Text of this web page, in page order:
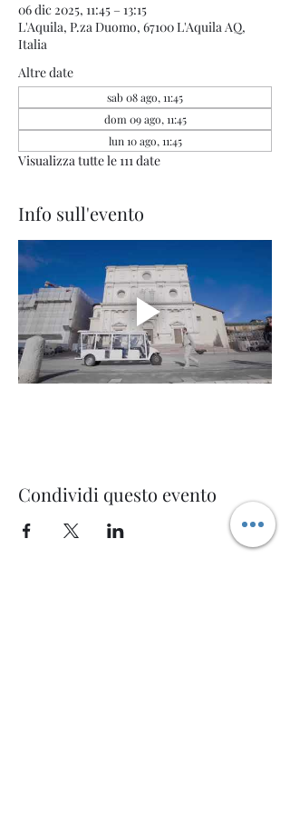
06 dic 2025, 11:45 – 13:15
L'Aquila, P.za Duomo, 67100 L'Aquila AQ,
Italia
Altre date
sab 08 ago, 11:45
dom 09 ago, 11:45
lun 10 ago, 11:45
Visualizza tutte le 111 date
Info sull'evento
Condividi questo evento